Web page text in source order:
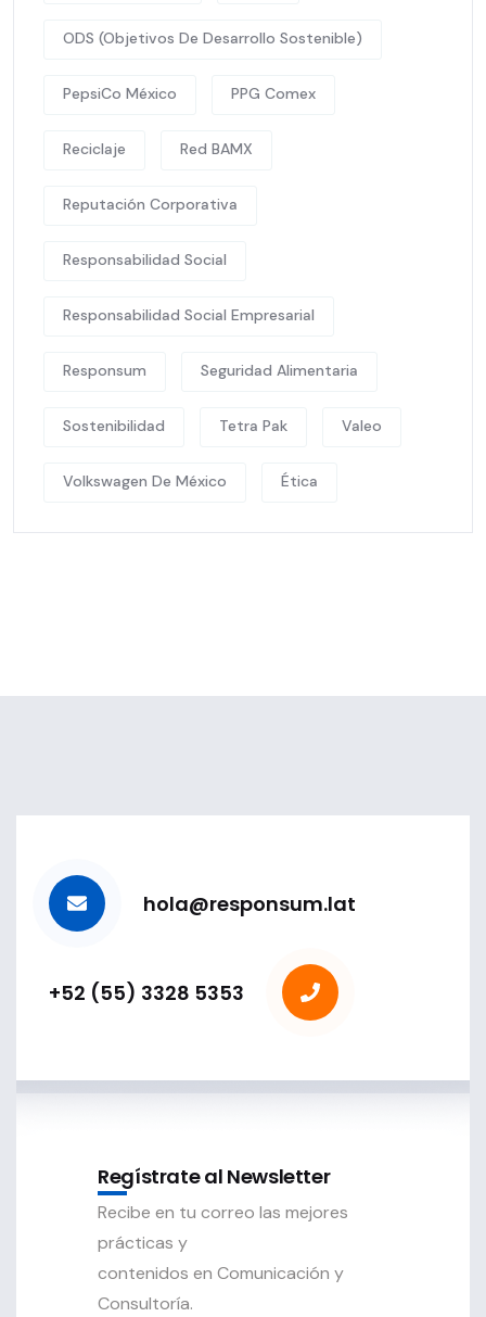
ODS (Objetivos De Desarrollo Sostenible)
PepsiCo México PPG Comex
Reciclaje Red BAMX
Reputación Corporativa
Responsabilidad Social
Responsabilidad Social Empresarial
Responsum Seguridad Alimentaria
Sostenibilidad Tetra Pak Valeo
Volkswagen De México Ética
hola@responsum.lat
+52 (55) 3328 5353
Regístrate al Newsletter
Recibe en tu correo las mejores
prácticas y
contenidos en Comunicación y
Consultoría.